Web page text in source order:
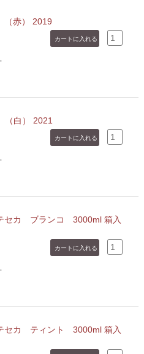
赤） 2019
白） 2021
セカ ブランコ 3000ml 箱入
セカ ティント 3000ml 箱入